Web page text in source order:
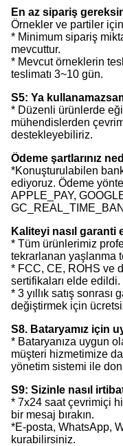
En az sipariş
Örnekler ve partiler
* Minimum sipariş
mevcuttur.
* Mevcut örneklerin
teslimatı 3~10 gün.
S5: Ya
* Düzenli ürünlerde
mühendislerden
destekleyebiliriz.
Ödeme şartlarınız
*Konuşturulabilen
ediyoruz. Ödeme
APPLE_PAY,
Kaliteyi nasıl garanti
* Tüm ürünlerimiz
tekrarlanan yaşlanma
* FCC, CE, ROHS ve
sertifikaları elde edildi.
* 3 yıllık satış
değiştirmek için
S8. Bataryamız için
* Bataryanıza uygun
müşteri hizmetimize
yönetim sistemi ile
S9: Sizinle nasıl
* 7x24 saat çevrimiçi
bir mesaj bırakın.
*E-posta, WhatsApp,
kurabilirsiniz.